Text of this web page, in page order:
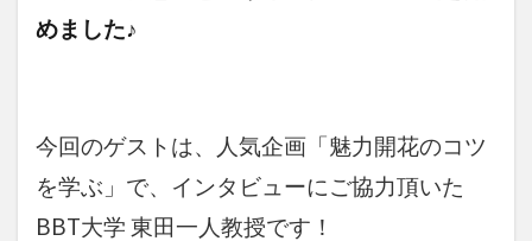
めました♪
今回のゲストは、人気企画「魅力開花のコツ
を学ぶ」で、インタビューにご協力頂いた
BBT大学 東田一人教授です！